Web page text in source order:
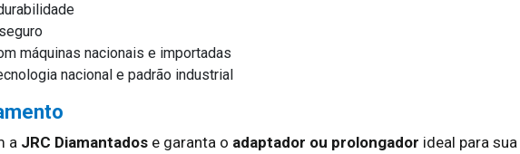
máquinas nacionais e importadas
nacional e padrão industrial
a JRC Diamantados e garanta o adaptador ou prolongador ideal para sua